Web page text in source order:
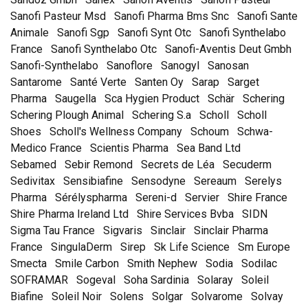
Sanofi Pasteur Msd
Sanofi Pharma Bms Snc
Sanofi Sante
Animale
Sanofi Sgp Sanofi Synt Otc
Sanofi Synthelabo
France
Sanofi Synthelabo Otc
Sanofi-Aventis Deut Gmbh
Sanofi-Synthelabo
Sanoflore Sanogyl
Sanosan
Santarome
Santé Verte Santen Oy Sarap
Sarget
Pharma
Saugella Sca Hygien Product Schär
Schering
Schering Plough Animal
Schering S.a Scholl
Scholl
Shoes
Scholl's Wellness Company Schoum
Schwa-
Medico France
Scientis Pharma
Sea Band Ltd
Sebamed
Sebir Remond Secrets de Léa
Secuderm
Sedivitax
Sensibiafine Sensodyne Sereaum
Serelys
Pharma
Sérélyspharma Sereni-d Servier
Shire France
Shire Pharma Ireland Ltd
Shire Services Bvba
SIDN
Sigma Tau France
Sigvaris Sinclair
Sinclair Pharma
France
SingulaDerm Sirep Sk Life Science
Sm Europe
Smecta
Smile Carbon Smith Nephew Sodia
Sodilac
SOFRAMAR
Sogeval Soha Sardinia Solaray
Soleil
Biafine
Soleil Noir Solens Solgar Solvarome
Solvay